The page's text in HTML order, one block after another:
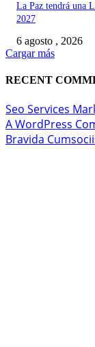
La Paz tendrá una
2027
6 agosto , 2026
Cargar más
RECENT
Seo Services
A WordPress
Bravida